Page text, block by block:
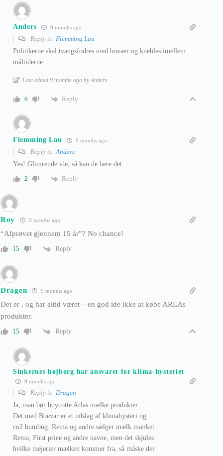
Anders 9 months ago
Reply to Flemming Lau
Politikerne skal tvangsfodres med bovaer og knebles imellem
måltiderne.
Last edited 9 months ago by Anders
6 Reply
Flemming Lau 9 months ago
Reply to Anders
Yes! Glimrende ide, så kan de lære det.
2
Reply
Roy 9 months ago
“Afprøvet gjennem 15 år”? No chance!
15 Reply
Dragen 9 months ago
Det er , og har altid været – en god ide ikke at købe ARLAs
produkter.
15 Reply
Sinkernes højborg har ansvaret for klima-hysteriet
9 months ago
Reply to Dragen
Ja, man bør boycotte Arlas mælke produkter.
Det med Boevar er et udslag af klimahysteri og
co2 humbug. Rema og andre sælger mælk mærket
Rema, First price og andre navne, men det skjules
hvilke mejerier mælken kommer fra, så måske der